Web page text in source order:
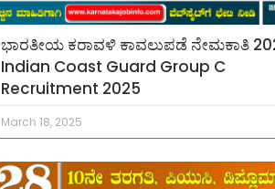
ಭಾರತೀಯ ಕರಾವಳಿ ಕಾವಲುಪಡೆ ನೇಮಕಾತಿ
Indian Coast Guard Group C
Recruitment 2025
March 18, 2025